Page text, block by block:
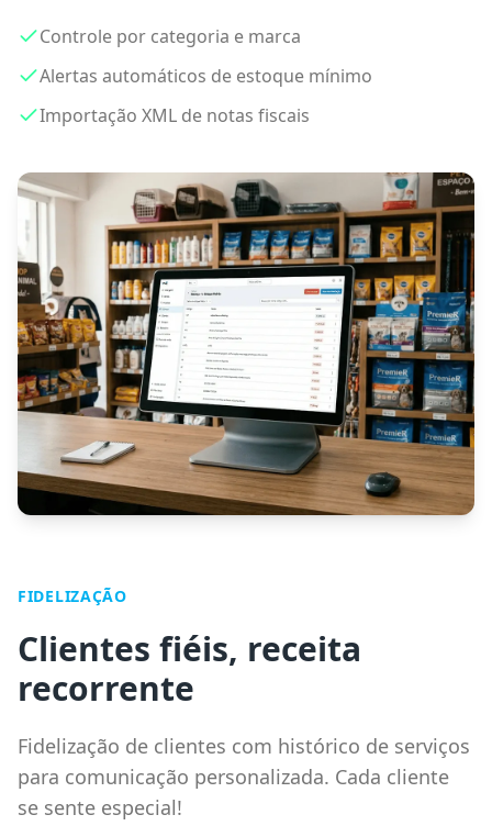
Controle por categoria e marca
Alertas automáticos de estoque mínimo
Importação XML de notas fiscais
FIDELIZAÇÃO
Clientes fiéis, receita
recorrente
Fidelização de clientes com histórico de serviços
para comunicação personalizada. Cada cliente
se sente especial!